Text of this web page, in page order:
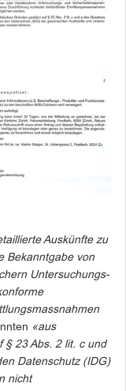
Auskünfte zu
Bekanntgabe von
Untersuchungs-
«aus
§ 23 Abs. 2 lit. c und
Datenschutz (IDG)
nicht